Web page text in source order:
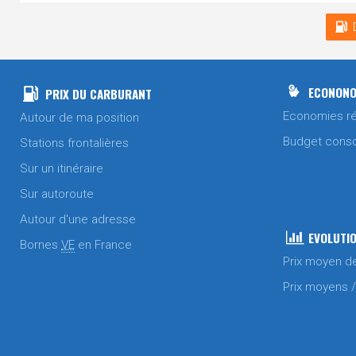
PRIX DU CARBURANT
Autour de ma position
Stations frontalières
Sur un itinéraire
Sur autoroute
Autour d'une adresse
Bornes VE en France
Economies
Budget
Prix moyen
Prix moyens